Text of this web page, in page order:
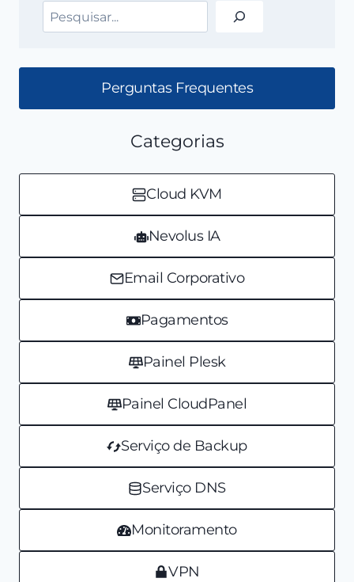
Pesquisar
Perguntas Frequentes
Categorias
Cloud KVM
Nevolus IA
Email Corporativo
Pagamentos
Painel Plesk
Painel CloudPanel
Serviço de Backup
Serviço DNS
Monitoramento
VPN